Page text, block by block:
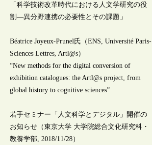
「科学技術改革時代における人文学研究の役
割—異分野連携の必要性とその課題」
Béatrice Joyeux-Prunel氏（ENS, Université Paris-
Sciences Lettres, Artl@s）
“New methods for the digital conversion of
exhibition catalogues: the Artl@s project, from
global history to cognitive sciences”
若手セミナー「人文科学とデジタル」開催の
お知らせ（東京大学 大学院総合文化研究科・
教養学部, 2018/11/28）